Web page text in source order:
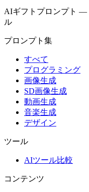
AIギフトプロンプト —
ル
プロンプト集
すべて
プログラミング
画像生成
SD画像生成
動画生成
音楽生成
デザイン
ツール
AIツール比較
コンテンツ